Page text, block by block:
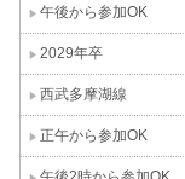
午後から参加OK
2029年卒
西武多摩湖線
正午から参加OK